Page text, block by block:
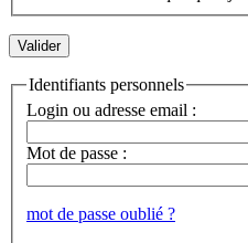
Identifiants personnels
Login ou adresse email :
Mot de passe :
mot de passe oublié ?